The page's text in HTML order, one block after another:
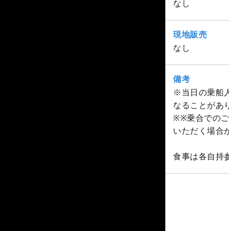
なし
現地販売
なし
備考
※当日の乗船
なることがあ
※※乗合でのご
いただく場合
食事は各自持